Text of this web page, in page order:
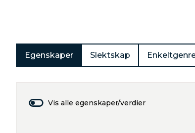
Egenskaper Slektskap
Vis alle egenskaper/verdier